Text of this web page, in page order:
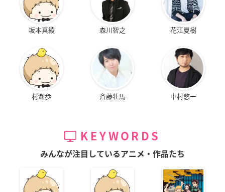
坂本真綾 森川智之 花江夏樹
村瀬歩 斉藤壮馬 中村悠一
KEYWORDS
みんなが注目しているアニメ・作品たち